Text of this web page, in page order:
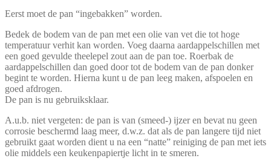
Eerst moet de pan “ingebakken” worden.
Bedek de bodem van de pan met een olie van vet die tot hoge
temperatuur verhit kan worden. Voeg daarna aardappelschillen met
een goed gevulde theelepel zout aan de pan toe. Roerbak de
aardappelschillen dan goed door tot de bodem van de pan donker
begint te worden. Hierna kunt u de pan leeg maken, afspoelen en
goed afdrogen.
De pan is nu gebruiksklaar.
A.u.b. niet vergeten: de pan is van (smeed-) ijzer en bevat nu geen
corrosie beschermd laag meer, d.w.z. dat als de pan langere tijd niet
gebruikt gaat worden dient u na een “natte” reiniging de pan met iets
olie middels een keukenpapiertje licht in te smeren.